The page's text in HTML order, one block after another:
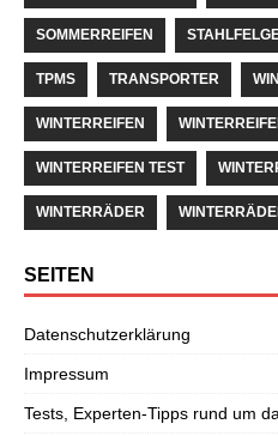
SOMMERREIFEN
TPMS TRANSPORTER
WINTERREIFEN
WINTERREIFEN TEST
WINTERRÄDER
SEITEN
Datenschutzerklärung
Impressum
Tests, Experten-Tipps rund um